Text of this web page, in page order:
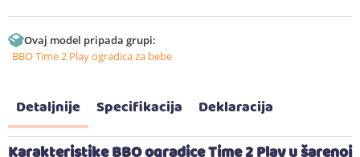
Ovaj model pripada grupi:
BBO Time 2 Play ogradica za bebe
Detaljnije Specifikacija Deklaracija